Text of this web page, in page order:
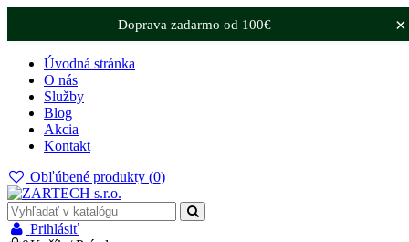
×
Doprava zadarmo od 100€
Úvodná stránka
O nás
Služby
Blog
Akcia
Kontakt
Obľúbené produkty (0)
Prihlásiť